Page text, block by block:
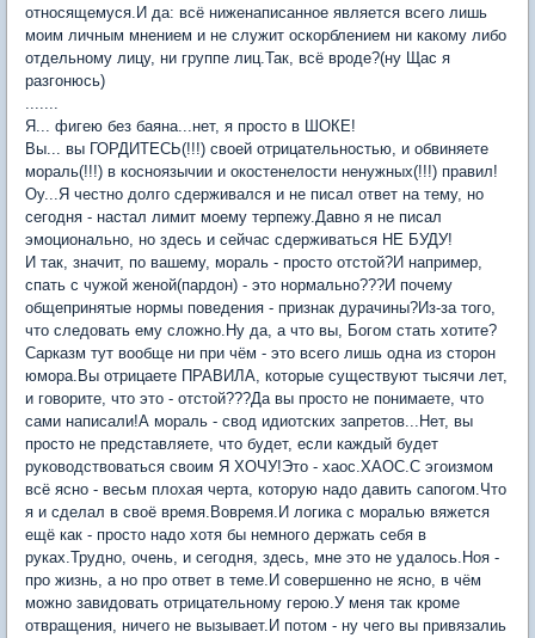
относящемуся.И да: всё ниженаписанное является всего лишь
моим личным мнением и не служит оскорблением ни какому либо
отдельному лицу, ни группе лиц.Так, всё вроде?(ну Щас я
разгонюсь)
Я... фигею без баяна...нет, я просто в ШОКЕ!
Вы... вы ГОРДИТЕСЬ(!!!) своей отрицательностью, и обвиняете
мораль(!!!) в косноязычии и окостенелости ненужных(!!!) правил!
Оу...Я честно долго сдерживался и не писал ответ на тему, но
сегодня - настал лимит моему терпежу.Давно я не писал
эмоционально, но здесь и сейчас сдерживаться НЕ БУДУ!
И так, значит, по вашему, мораль - просто отстой?И например,
спать с чужой женой(пардон) - это нормально???И почему
общепринятые нормы поведения - признак дурачины?Из-за того,
что следовать ему сложно.Ну да, а что вы, Богом стать хотите?
Сарказм тут вообще ни при чём - это всего лишь одна из сторон
юмора.Вы отрицаете ПРАВИЛА, которые существуют тысячи лет,
и говорите, что это - отстой???Да вы просто не понимаете, что
сами написали!А мораль - свод идиотских запретов...Нет, вы
просто не представляете, что будет, если каждый будет
руководствоваться своим Я ХОЧУ!Это - хаос.ХАОС.С эгоизмом
всё ясно - весьм плохая черта, которую надо давить сапогом.Что
я и сделал в своё время.Вовремя.И логика с моралью вяжется
ещё как - просто надо хотя бы немного держать себя в
руках.Трудно, очень, и сегодня, здесь, мне это не удалось.Ноя -
про жизнь, а но про ответ в теме.И совершенно не ясно, в чём
можно завидовать отрицательному герою.У меня так кроме
отвращения, ничего не вызывает.И потом - ну чего вы привязалиь